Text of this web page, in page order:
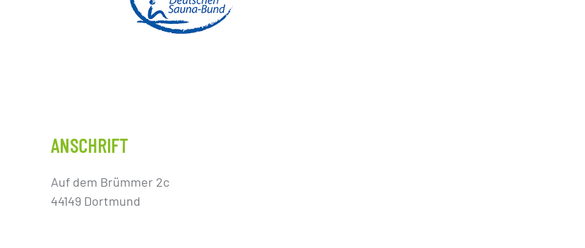
ANSCHRIFT
Auf dem Brümmer 2c
44149 Dortmund